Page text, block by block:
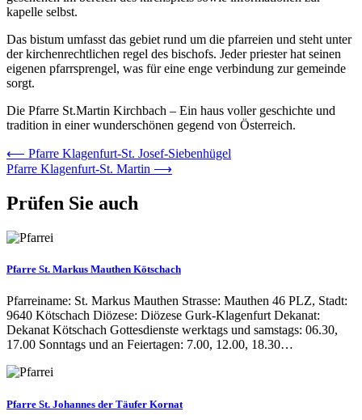
kapelle selbst.
Das bistum umfasst das gebiet rund um die pfarreien und steht unter
der kirchenrechtlichen regel des bischofs. Jeder priester hat seinen
eigenen pfarrsprengel, was für eine enge verbindung zur gemeinde
sorgt.
Die Pfarre St.Martin Kirchbach – Ein haus voller geschichte und
tradition in einer wunderschönen gegend von Österreich.
Beitrags-
Navigation
⟵ Pfarre Klagenfurt-St. Josef-Siebenhügel
Pfarre Klagenfurt-St. Martin ⟶
Prüfen Sie auch
Pfarre St. Markus Mauthen Kötschach
Pfarreiname: St. Markus Mauthen Strasse: Mauthen 46 PLZ, Stadt:
9640 Kötschach Diözese: Diözese Gurk-Klagenfurt Dekanat:
Dekanat Kötschach Gottesdienste werktags und samstags: 06.30,
17.00 Sonntags und an Feiertagen: 7.00, 12.00, 18.30…
Pfarre St. Johannes der Täufer Kornat